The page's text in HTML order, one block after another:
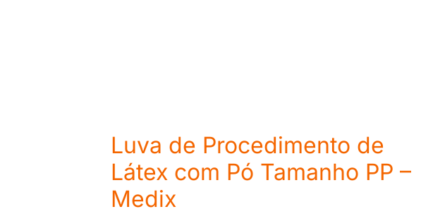
Luva de Procedimento de
Látex com Pó Tamanho PP –
Medix